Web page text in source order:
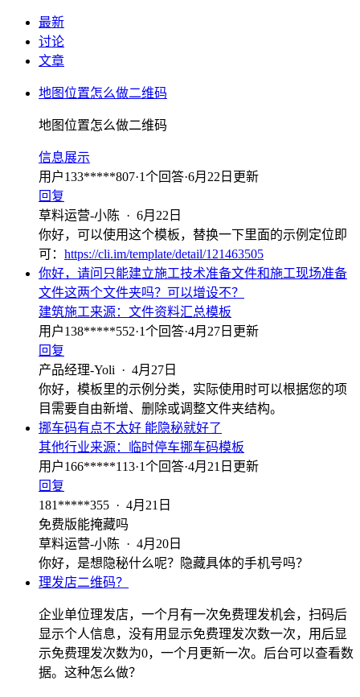
最新
讨论
文章
地图位置怎么做二维码
地图位置怎么做二维码
信息展示
用户133*****807·1个回答·6月22日更新
回复
草料运营-小陈 · 6月22日
你好，可以使用这个模板，替换一下里面的示例定位即
可： https://cli.im/template/detail/121463505
你好，请问只能建立施工技术准备文件和施工现场准备
文件这两个文件夹吗？可以增设不？
建筑施工来源： 文件资料汇总模板
用户138*****552·1个回答·4月27日更新
回复
产品经理-Yoli · 4月27日
你好，模板里的示例分类，实际使用时可以根据您的项
目需要自由新增、删除或调整文件夹结构。
挪车码有点不太好 能隐秘就好了
其他行业来源：
临时停车挪车码模板
用户166*****113·1个回答·4月21日更新
回复
181*****355 · 4月21日
免费版能掩藏吗
草料运营-小陈 · 4月20日
你好，是想隐秘什么呢？隐藏具体的手机号吗？
理发店二维码？
企业单位理发店，一个月有一次免费理发机会，扫码后
显示个人信息，没有用显示免费理发次数一次，用后显
示免费理发次数为0，一个月更新一次。后台可以查看数
据。这种怎么做？